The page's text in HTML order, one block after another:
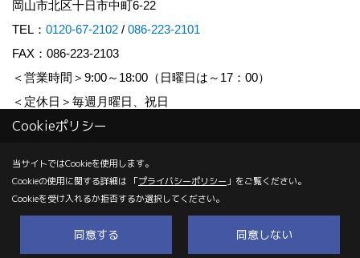
岡山市北区十日市中町6-22
TEL： 0120-67-2102 / 086-223-2101
FAX：086-223-2103
＜営業時間＞9:00～18:00（日曜日は～17：00）
＜定休日＞毎週月曜日、祝日
Copyright (c) COM HOUSHING Inc. All Rights Reserved.
Produced byゴデスクリエイト
Cookieポリシー
当サイトではCookieを使用します。
Cookieの使用に関する詳細は 「プライバシーポリシー 」をご覧ください。
Cookieを受け入れるか拒否するか選択してください。
同意する 同意しない